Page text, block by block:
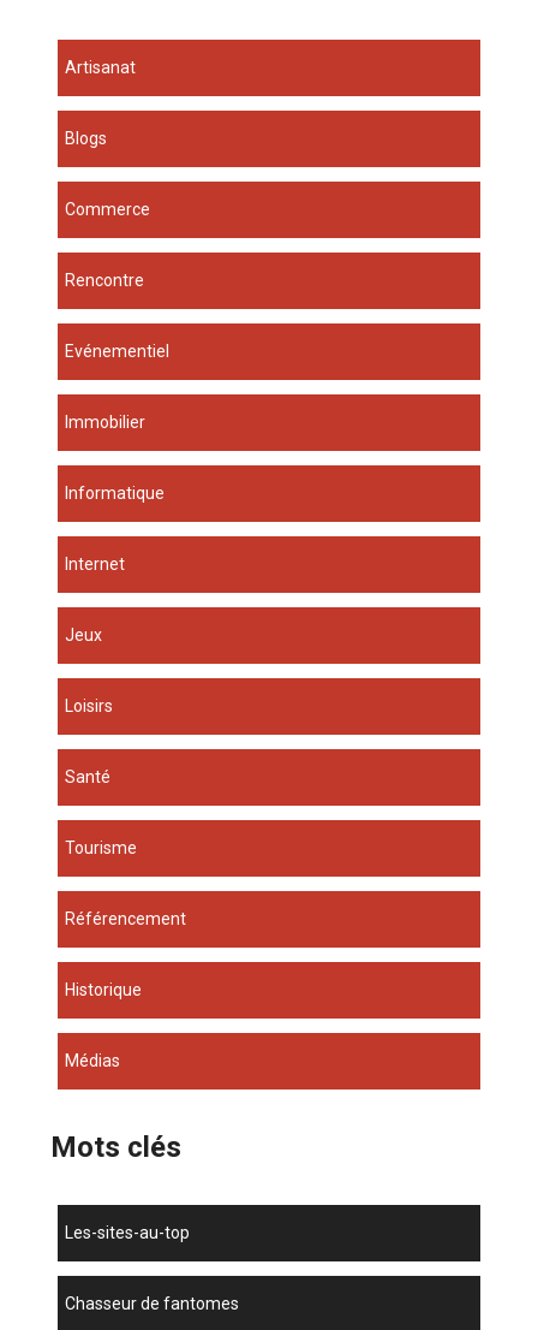
Artisanat
Blogs
Commerce
Rencontre
Evénementiel
Immobilier
Informatique
Internet
Jeux
Loisirs
Santé
Tourisme
Référencement
Historique
Médias
Mots clés
les-sites-au-top
chasseur de fantomes